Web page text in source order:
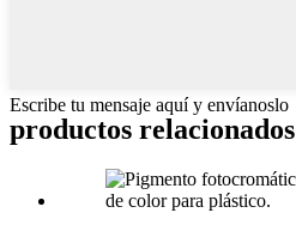
Escribe tu mensaje aquí y envíanoslo
productos relacionados